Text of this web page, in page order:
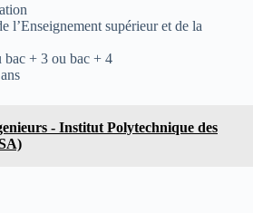
l’Enseignement supérieur et de la
+ 3 ou bac + 4
- Institut Polytechnique des